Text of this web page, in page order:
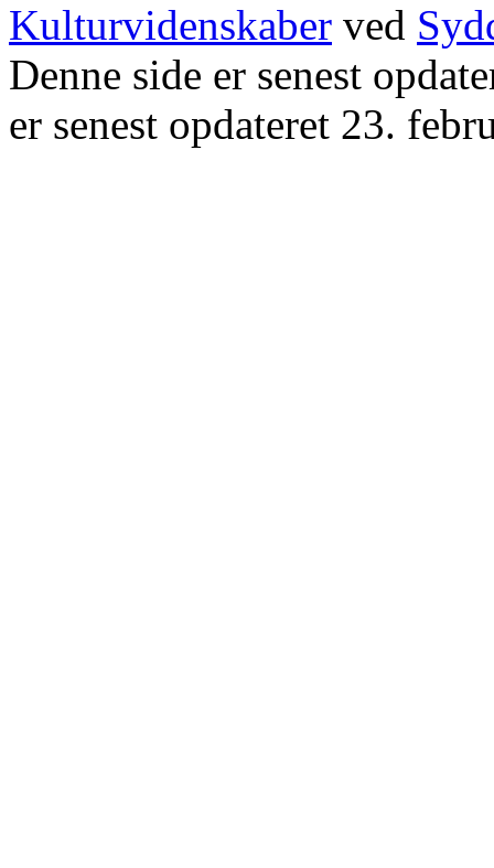
Kulturvidenskaber ved
Denne side er senest
er senest opdateret 23.